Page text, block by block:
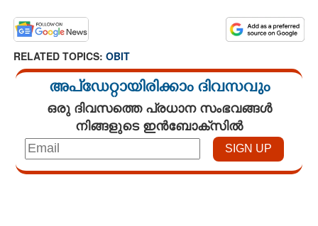
RELATED TOPICS: OBIT
അപ്ഡേറ്റായിരിക്കാം ദിവസവും
ഒരു ദിവസത്തെ പ്രധാന സംഭവങ്ങൾ
നിങ്ങളുടെ ഇൻബോക്സിൽ